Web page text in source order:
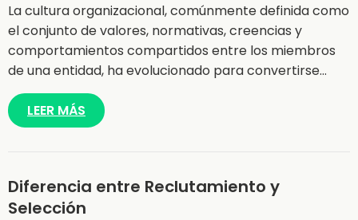
La cultura organizacional, comúnmente definida como
el conjunto de valores, normativas, creencias y
comportamientos compartidos entre los miembros
de una entidad, ha evolucionado para convertirse…
LEER MÁS
Diferencia entre Reclutamiento y
Selección